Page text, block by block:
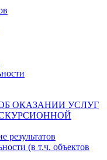
ОКАЗАНИИ УСЛУГ
результатов
(в т.ч. объектов